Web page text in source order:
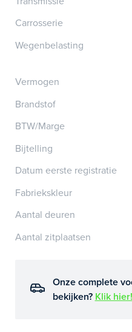
Carrosserie
Wegenbelasting
Vermogen
Brandstof
BTW/Marge
Bijtelling
Datum eerste registratie
Fabriekskleur
Aantal deuren
Aantal zitplaatsen
Onze complete
bekijken? Klik hier!